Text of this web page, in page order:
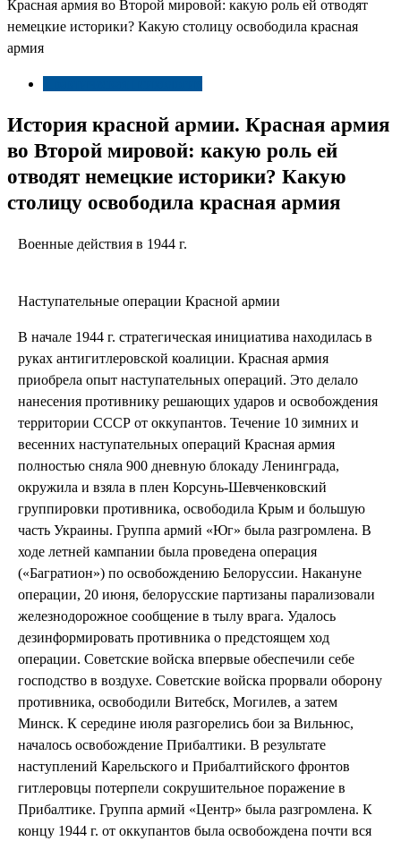
Красная армия во Второй мировой: какую роль ей отводят
немецкие историки? Какую столицу освободила красная
армия
История красной армии. Красная армия
во Второй мировой: какую роль ей
отводят немецкие историки? Какую
столицу освободила красная армия
Военные действия в 1944 г.
Наступательные операции Красной армии
В начале 1944 г. стратегическая инициатива находилась в
руках антигитлеровской коалиции. Красная армия
приобрела опыт наступательных операций. Это делало
нанесения противнику решающих ударов и освобождения
территории СССР от оккупантов. Течение 10 зимних и
весенних наступательных операций Красная армия
полностью сняла 900 дневную блокаду Ленинграда,
окружила и взяла в плен Корсунь-Шевченковский
группировки противника, освободила Крым и большую
часть Украины. Группа армий «Юг» была разгромлена. В
ходе летней кампании была проведена операция
(«Багратион») по освобождению Белоруссии. Накануне
операции, 20 июня, белорусские партизаны парализовали
железнодорожное сообщение в тылу врага. Удалось
дезинформировать противника о предстоящем ход
операции. Советские войска впервые обеспечили себе
господство в воздухе. Советские войска прорвали оборону
противника, освободили Витебск, Могилев, а затем
Минск. К середине июля разгорелись бои за Вильнюс,
началось освобождение Прибалтики. В результате
наступлений Карельского и Прибалтийского фронтов
гитлеровцы потерпели сокрушительное поражение в
Прибалтике. Группа армий «Центр» была разгромлена. К
концу 1944 г. от оккупантов была освобождена почти вся